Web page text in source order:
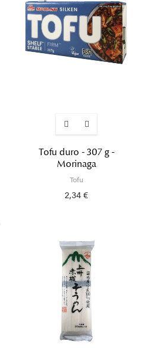
Tofu duro - 307 g -
Morinaga
Tofu
2,34 €